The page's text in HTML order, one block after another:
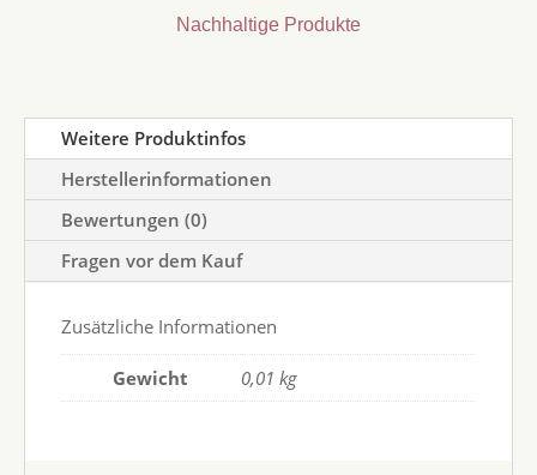
Nachhaltige Produkte
Weitere Produktinfos
Herstellerinformationen
Bewertungen (0)
Fragen vor dem Kauf
Zusätzliche Informationen
Gewicht 0,01 kg